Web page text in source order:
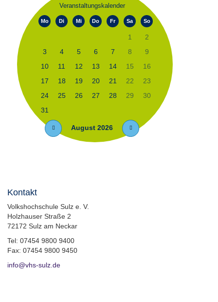
Veranstaltungskalender
Mo Di Mi Do Fr Sa So
1
2
3
4 5 6 7 8
9
10
11 12 13 14 15
16
17
18 19 20 21 22
23
24
25 26 27 28 29
30
31
August 2026
Kontakt
Volkshochschule Sulz e. V.
Holzhauser Straße 2
72172 Sulz am Neckar
Tel: 07454 9800 9400
Fax: 07454 9800 9450
info@vhs-sulz.de